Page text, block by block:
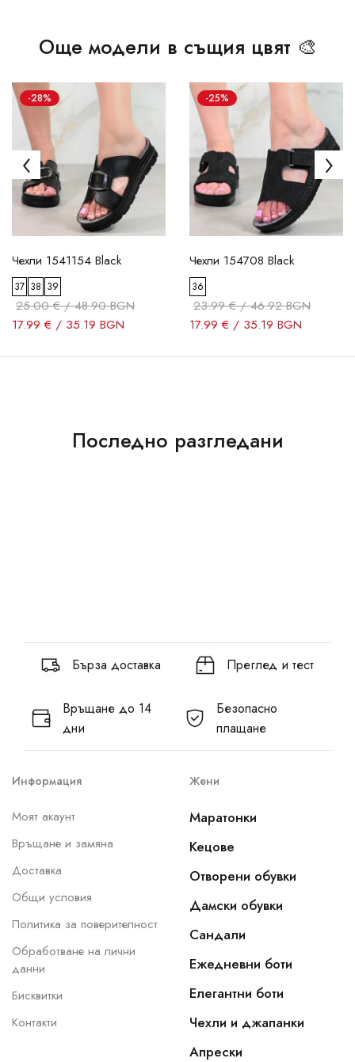
Още модели в същия цвят 🎨
-28%
Чехли 1541154 Black
37 38 39
25.00 € / 48.90 BGN
17.99 € / 35.19 BGN
-25%
Чехли 154708 Black
36
23.99 € / 46.92 BGN
17.99 € / 35.19 BGN
Последно разгледани
Бърза доставка Преглед и тест
Връщане до 14
дни
Безопасно
плащане
Информация
Моят акаунт
Връщане и замяна
Доставка
Общи условия
Политика за поверителност
Обработване на лични
данни
Бисквитки
Контакти
Жени
Маратонки
Кецове
Отворени обувки
Дамски обувки
Сандали
Ежедневни боти
Елегантни боти
Чехли и джапанки
Апрески